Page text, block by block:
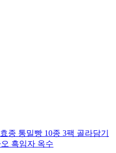
종 통밀빵 10종 3팩 골라담기
흑임자 옥수